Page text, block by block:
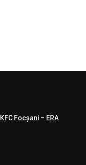
Focșani – ERA